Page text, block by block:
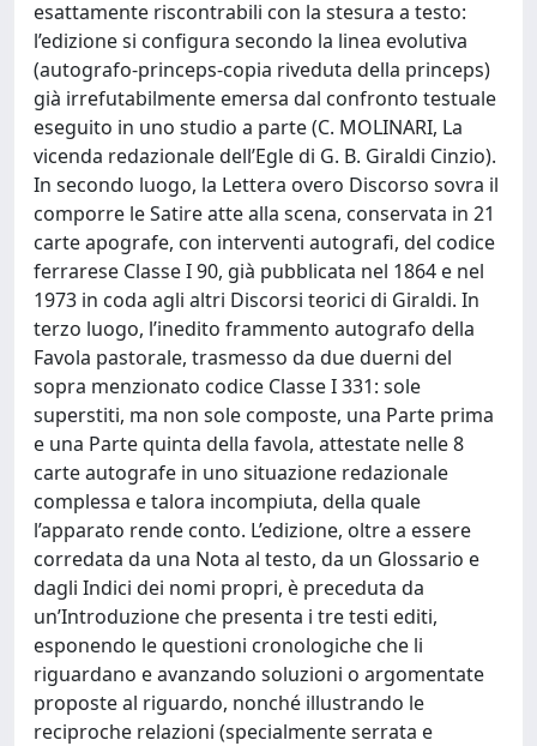
esattamente riscontrabili con la stesura a testo:
l’edizione si configura secondo la linea evolutiva
(autografo-princeps-copia riveduta della princeps)
già irrefutabilmente emersa dal confronto testuale
eseguito in uno studio a parte (C. MOLINARI, La
vicenda redazionale dell’Egle di G. B. Giraldi Cinzio).
In secondo luogo, la Lettera overo Discorso sovra il
comporre le Satire atte alla scena, conservata in 21
carte apografe, con interventi autografi, del codice
ferrarese Classe I 90, già pubblicata nel 1864 e nel
1973 in coda agli altri Discorsi teorici di Giraldi. In
terzo luogo, l’inedito frammento autografo della
Favola pastorale, trasmesso da due duerni del
sopra menzionato codice Classe I 331: sole
superstiti, ma non sole composte, una Parte prima
e una Parte quinta della favola, attestate nelle 8
carte autografe in uno situazione redazionale
complessa e talora incompiuta, della quale
l’apparato rende conto. L’edizione, oltre a essere
corredata da una Nota al testo, da un Glossario e
dagli Indici dei nomi propri, è preceduta da
un’Introduzione che presenta i tre testi editi,
esponendo le questioni cronologiche che li
riguardano e avanzando soluzioni o argomentate
proposte al riguardo, nonché illustrando le
reciproche relazioni (specialmente serrata e